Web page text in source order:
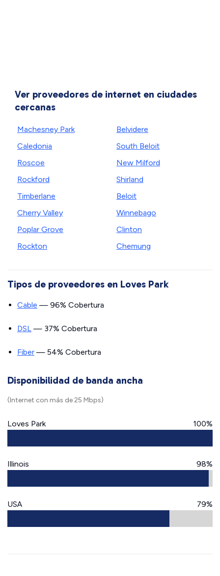
Ver proveedores de internet en ciudades
cercanas
Machesney Park
Caledonia
Roscoe
Rockford
Timberlane
Cherry Valley
Poplar Grove
Rockton
Belvidere
South Beloit
New Milford
Shirland
Beloit
Winnebago
Clinton
Chemung
Tipos de proveedores en Loves Park
Cable — 96% Cobertura
DSL — 37% Cobertura
Fiber — 54% Cobertura
Disponibilidad de banda ancha
(Internet con más de 25 Mbps)
Loves Park 100%
Illinois 98%
USA 79%